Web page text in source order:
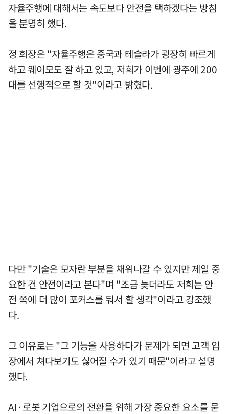
자율주행에 대해서는 속도보다 안전을 택하겠다는 방침
을 분명히 했다.
정 회장은 "자율주행은 중국과 테슬라가 굉장히 빠르게
하고 웨이모도 잘 하고 있고, 저희가 이번에 광주에 200
대를 선행적으로 할 것"이라고 밝혔다.
다만 "기술은 모자란 부분을 채워나갈 수 있지만 제일 중
요한 건 안전이라고 본다"며 "조금 늦더라도 저희는 안
전 쪽에 더 많이 포커스를 둬서 할 생각"이라고 강조했
다.
그 이유로는 "그 기능을 사용하다가 문제가 되면 고객 입
장에서 쳐다보기도 싫어질 수가 있기 때문"이라고 설명
했다.
AI·로봇 기업으로의 전환을 위해 가장 중요한 요소를 묻